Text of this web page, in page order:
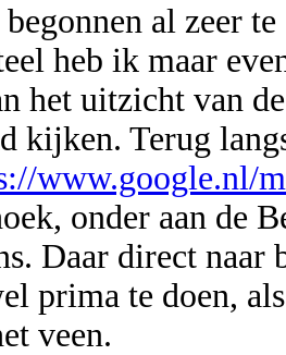
al zeer
heb ik maar
het uitzicht van
kijken. Terug
www.google.nl/
onder aan de
Daar direct naar
prima te doen,
veen.